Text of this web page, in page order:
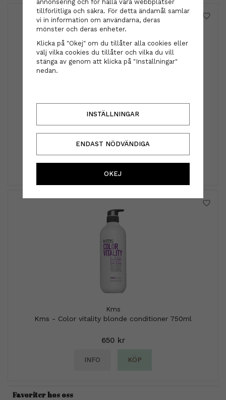
199 kr
INFO KÖP
Kms
Kms - Color vitality blonde conditioner 750ml
650 kr
INFO KÖP
Favoriter hos oss
annonsering och för hålla våra webbplatser
tillförlitliga och säkra. För detta ändamål samlar
vi in information om användarna, deras
mönster och deras enheter.
Klicka på "Okej" om du tillåter alla cookies eller
välj vilka cookies du tillåter och vilka du vill
stänga av genom att klicka på "Inställningar"
nedan.
INSTÄLLNINGAR
ENDAST NÖDVÄNDIGA
OKEJ